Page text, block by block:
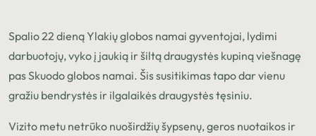
Spalio 22 dieną Ylakių globos namai gyventojai, lydimi
darbuotojų, vyko į jaukią ir šiltą draugystės kupiną viešnagę
pas Skuodo globos namai. Šis susitikimas tapo dar vienu
gražiu bendrystės ir ilgalaikės draugystės tęsiniu.
Vizito metu netrūko nuoširdžių šypsenų, geros nuotaikos ir